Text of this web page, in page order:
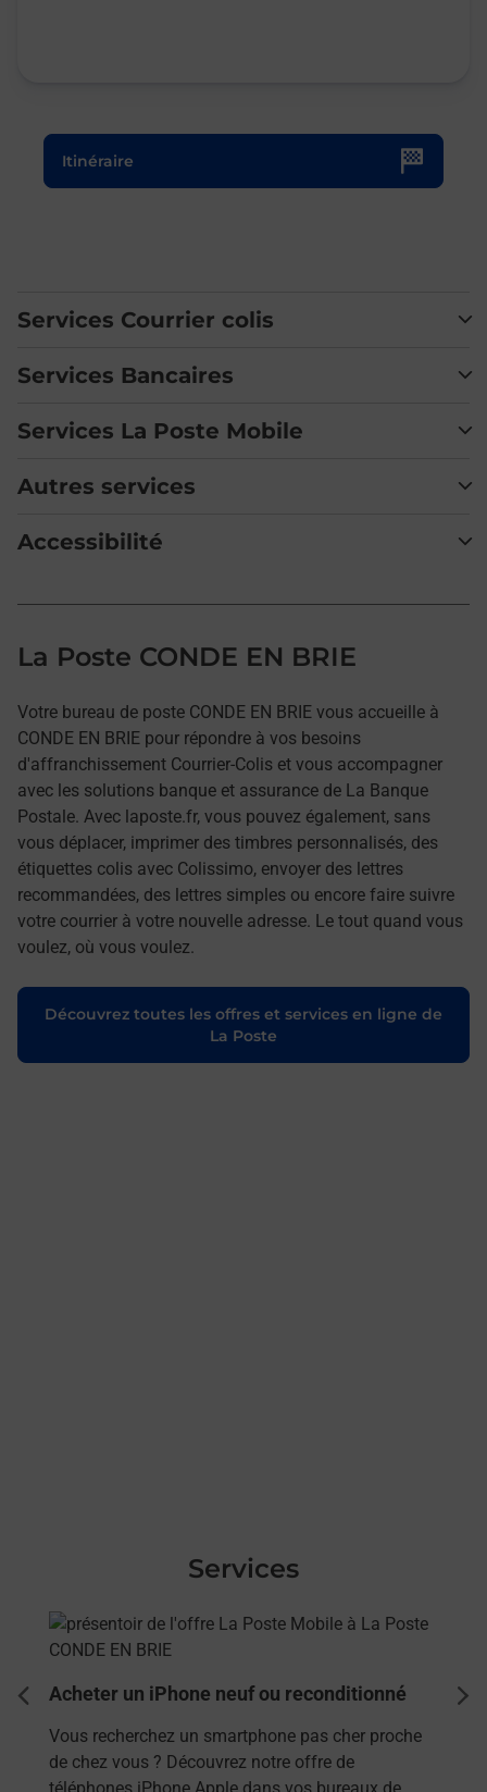
Itinéraire
Le lien s'ouvre dans un nouvel onglet
Services Courrier colis
Services Bancaires
Services La Poste Mobile
Autres services
Accessibilité
La Poste CONDE EN BRIE
Votre bureau de poste CONDE EN BRIE vous accueille à
CONDE EN BRIE pour répondre à vos besoins
d'affranchissement Courrier-Colis et vous accompagner
avec les solutions banque et assurance de La Banque
Postale. Avec laposte.fr, vous pouvez également, sans
vous déplacer, imprimer des timbres personnalisés, des
étiquettes colis avec Colissimo, envoyer des lettres
recommandées, des lettres simples ou encore faire suivre
votre courrier à votre nouvelle adresse. Le tout quand vous
voulez, où vous voulez.
Découvrez toutes les offres et services en ligne de
La Poste
Services
En savoir plus
Acheter un iPhone neuf ou reconditionné
Vous recherchez un smartphone pas cher proche
de chez vous ? Découvrez notre offre de